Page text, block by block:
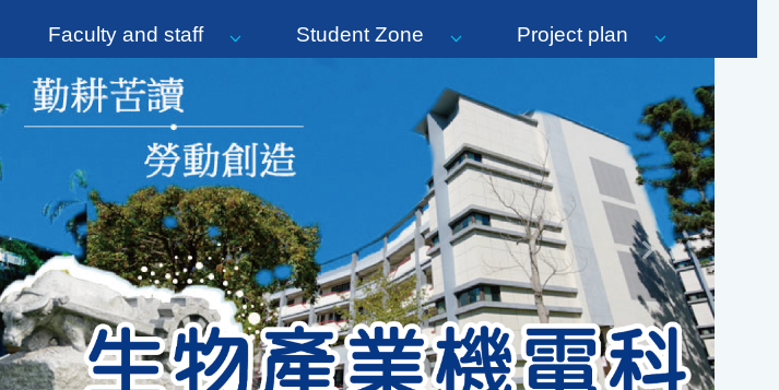
Faculty and staff Student Zone Project plan
Next